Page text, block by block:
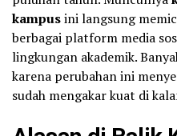
kampusini langsung
berbagai platform media
lingkungan akademik.
karena perubahan ini
sudah mengakar kuat di